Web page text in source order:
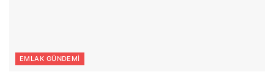
EMLAK GÜNDEMI